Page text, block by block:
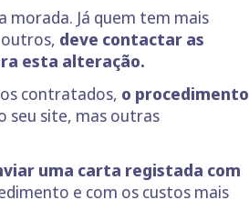
morada. Já quem tem mais
deve contactar as
esta alteração.
contratados, o procedimento
seu site, mas outras
uma carta registada com
e com os custos mais